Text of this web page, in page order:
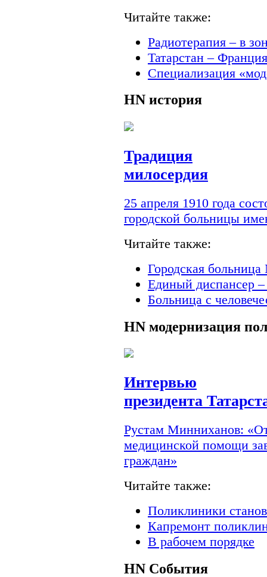
Читайте также:
Радиотерапия – в
Татарстан –
Специализация
HN история
Традиция
милосердия
25 апреля 1910 года
городской больницы
Читайте также:
Городская
Единый диспансер
Больница с
HN модернизация
Интервью
президента
Рустам Минниханов:
медицинской помощи
граждан»
Читайте также:
Поликлиники
Капремонт
В рабочем порядке
HN События